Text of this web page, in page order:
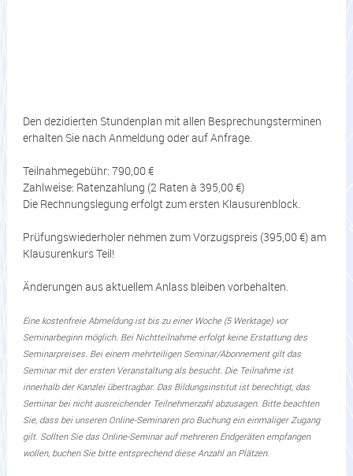
Den dezidierten Stundenplan mit allen Besprechungsterminen
erhalten Sie nach Anmeldung oder auf Anfrage.
Teilnahmegebühr: 790,00 €
Zahlweise: Ratenzahlung (2 Raten à 395,00 €)
Die Rechnungslegung erfolgt zum ersten Klausurenblock.
Prüfungswiederholer nehmen zum Vorzugspreis (395,00 €) am
Klausurenkurs Teil!
Änderungen aus aktuellem Anlass bleiben vorbehalten.
Eine kostenfreie Abmeldung ist bis zu einer Woche (5 Werktage) vor
Seminarbeginn möglich. Bei Nichtteilnahme erfolgt keine Erstattung des
Seminarpreises. Bei einem mehrteiligen Seminar/Abonnement gilt das
Seminar mit der ersten Veranstaltung als besucht. Die Teilnahme ist
innerhalb der Kanzlei übertragbar. Das Bildungsinstitut ist berechtigt, das
Seminar bei nicht ausreichender Teilnehmerzahl abzusagen. Bitte beachten
Sie, dass bei unseren Online-Seminaren pro Buchung ein einmaliger Zugang
gilt. Sollten Sie das Online-Seminar auf mehreren Endgeräten empfangen
wollen, buchen Sie bitte entsprechend diese Anzahl an Plätzen.